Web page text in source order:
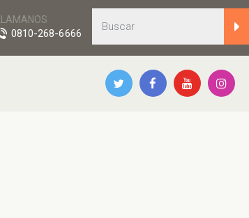
LLAMANOS
0810-268-6666